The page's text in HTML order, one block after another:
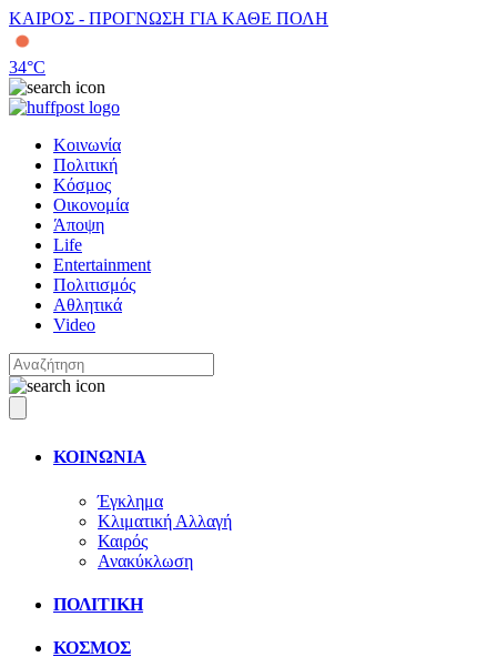
ΚΑΙΡΟΣ - ΠΡΟΓΝΩΣΗ ΓΙΑ ΚΑΘΕ ΠΟΛΗ
34°C
Κοινωνία
Πολιτική
Κόσμος
Οικονομία
Άποψη
Life
Entertainment
Πολιτισμός
Αθλητικά
Video
ΚΟΙΝΩΝΙΑ
Έγκλημα
Κλιματική Αλλαγή
Καιρός
Ανακύκλωση
ΠΟΛΙΤΙΚΗ
ΚΟΣΜΟΣ